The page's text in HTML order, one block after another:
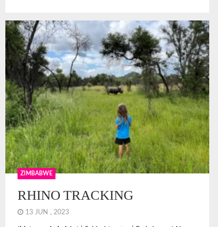
ZIMBABWE
RHINO TRACKING
13 JUN , 2023